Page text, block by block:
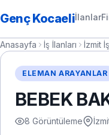
Genç Kocaeliİlanlar
Anasayfa İş İlanları İzmit
ELEMAN ARAYANLAR
BEBEK
8 Görüntüleme